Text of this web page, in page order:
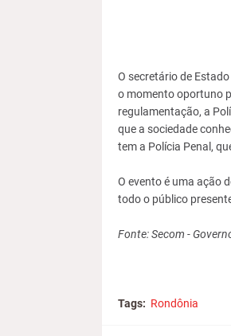
O secretário de
o momento oportuno
regulamentação, a
que a sociedade
tem a Polícia Penal,
O evento é uma ação
todo o público
Fonte: Secom -
Tags: Rondônia